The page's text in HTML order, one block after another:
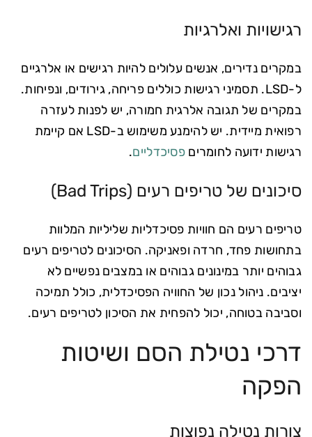
רגישויות ואלרגיות
במקרים נדירים, אנשים עלולים להיות רגישים או אלרגיים
ל-LSD. תסמיני רגישות כוללים פריחה, גירודים, ונפיחות.
במקרים של תגובה אלרגית חמורה, יש לפנות לעזרה
רפואית מיידית. יש להימנע משימוש ב-LSD אם קיימת
רגישות ידועה לחומרים פסיכדליים.
סיכונים של טריפים רעים (Bad Trips)
טריפים רעים הם חוויות פסיכדליות שליליות המלוות
בתחושות פחד, חרדה ופאניקה. הסיכונים לטריפים רעים
גבוהים יותר במינונים גבוהים או במצבים נפשיים לא
יציבים. ניהול נכון של החוויה הפסיכדלית, כולל תמיכה
וסביבה בטוחה, יכול להפחית את הסיכון לטריפים רעים.
דרכי נטילת הסם ושיטות
הפקה
צורות נטילה נפוצות